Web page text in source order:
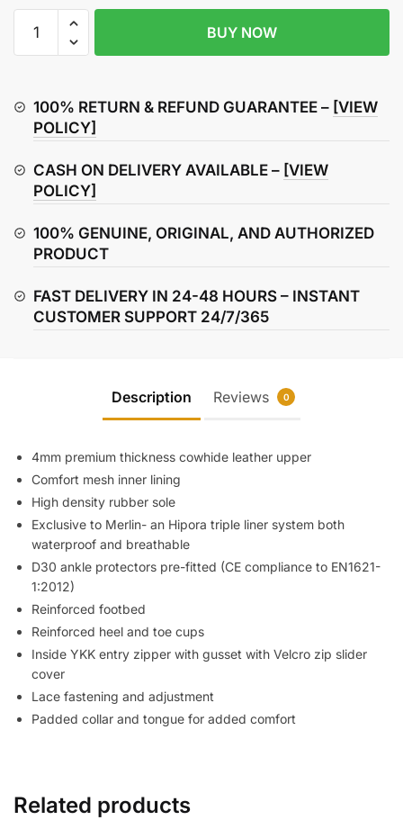
Myrton
Waterproof
Motorcycle
quantity
BUY NOW
100% RETURN & REFUND GUARANTEE – [VIEW
POLICY]
CASH ON DELIVERY AVAILABLE – [VIEW
POLICY]
100% GENUINE, ORIGINAL, AND AUTHORIZED
PRODUCT
FAST DELIVERY IN 24-48 HOURS – INSTANT
CUSTOMER SUPPORT 24/7/365
Description Reviews 0
4mm premium thickness cowhide leather upper
Comfort mesh inner lining
High density rubber sole
Exclusive to Merlin- an Hipora triple liner system both
waterproof and breathable
D30 ankle protectors pre-fitted (CE compliance to EN1621-
1:2012)
Reinforced footbed
Reinforced heel and toe cups
Inside YKK entry zipper with gusset with Velcro zip slider
cover
Lace fastening and adjustment
Padded collar and tongue for added comfort
Related products